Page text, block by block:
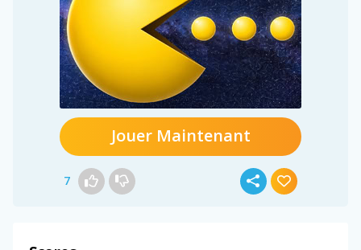
Jouer Maintenant
7